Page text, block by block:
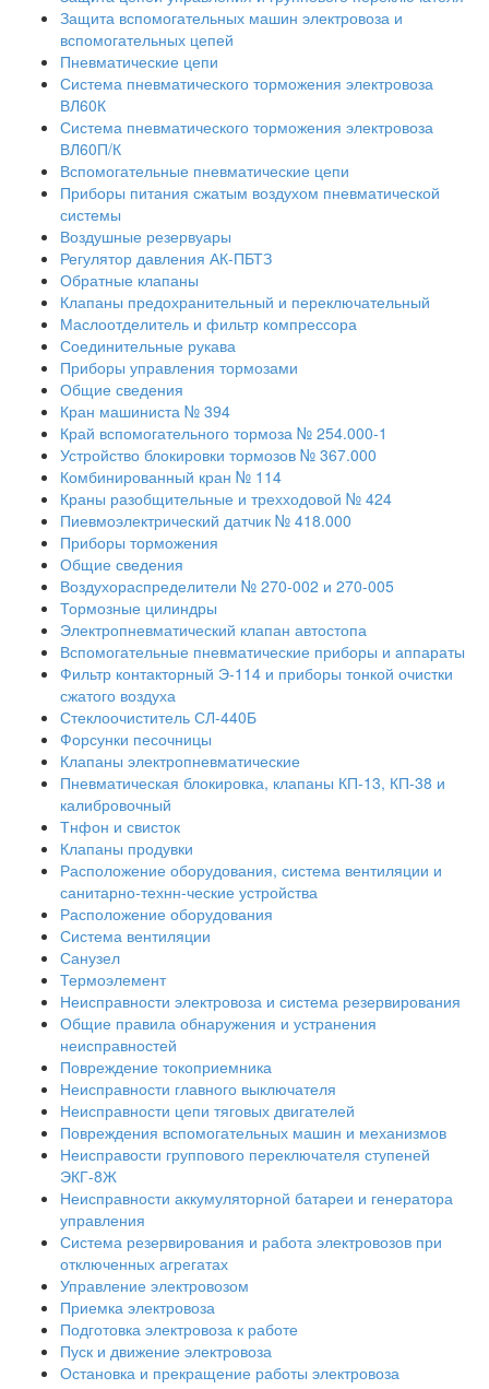
Защита вспомогательных машин электровоза и
вспомогательных цепей
Пневматические цепи
Система пневматического торможения электровоза
ВЛ60К
Система пневматического торможения электровоза
ВЛ60П/К
Вспомогательные пневматические цепи
Приборы питания сжатым воздухом пневматической
системы
Воздушные резервуары
Регулятор давления АК-ПБТЗ
Обратные клапаны
Клапаны предохранительный и переключательный
Маслоотделитель и фильтр компрессора
Соединительные рукава
Приборы управления тормозами
Общие сведения
Кран машиниста № 394
Край вспомогательного тормоза № 254.000-1
Устройство блокировки тормозов № 367.000
Комбинированный кран № 114
Краны разобщительные и трехходовой № 424
Пиевмоэлектрический датчик № 418.000
Приборы торможения
Общие сведения
Воздухораспределители № 270-002 и 270-005
Тормозные цилиндры
Электропневматический клапан автостопа
Вспомогательные пневматические приборы и аппараты
Фильтр контакторный Э-114 и приборы тонкой очистки
сжатого воздуха
Стеклоочиститель СЛ-440Б
Форсунки песочницы
Клапаны электропневматические
Пневматическая блокировка, клапаны КП-13, КП-38 и
калибровочный
Тнфон и свисток
Клапаны продувки
Расположение оборудования, система вентиляции и
санитарно-технн-ческие устройства
Расположение оборудования
Система вентиляции
Санузел
Термоэлемент
Неисправности электровоза и система резервирования
Общие правила обнаружения и устранения
неисправностей
Повреждение токоприемника
Неисправности главного выключателя
Неисправности цепи тяговых двигателей
Повреждения вспомогательных машин и механизмов
Неисправости группового переключателя ступеней
ЭКГ-8Ж
Неисправности аккумуляторной батареи и генератора
управления
Система резервирования и работа электровозов при
отключенных агрегатах
Управление электровозом
Приемка электровоза
Подготовка электровоза к работе
Пуск и движение электровоза
Остановка и прекращение работы электровоза